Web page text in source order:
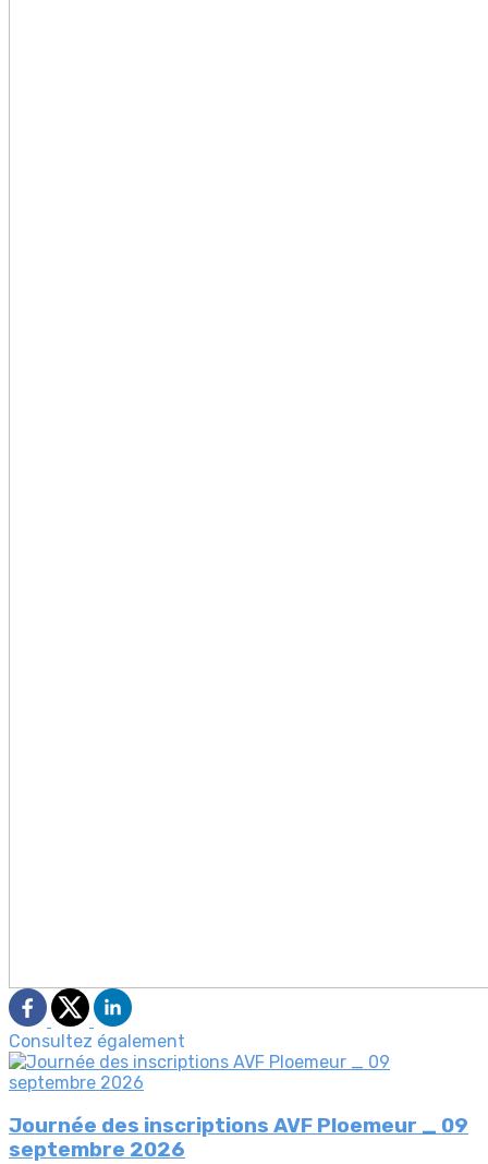
Consultez également
Journée des inscriptions AVF Ploemeur _ 09
septembre 2026